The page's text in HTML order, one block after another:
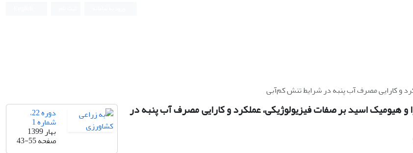
و کارایی مصرف آب پنبه در شرایط تنش کم‌آبی
و هیومیک اسید بر صفات فیزیولوژیکی، عملکرد و کارایی مصرف آب پنبه در دوره 22،
شماره 1
بهار 1399
صفحه43-55